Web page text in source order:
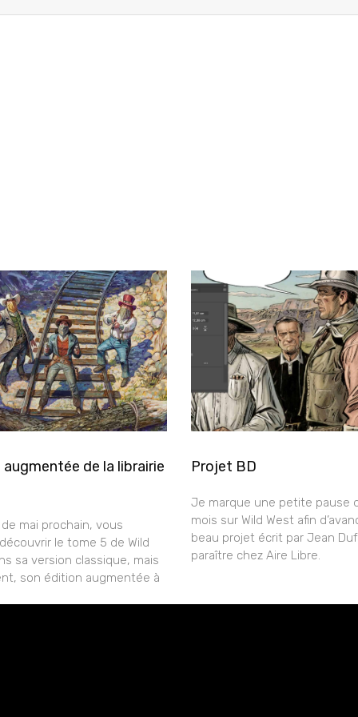
augmentée de la librairie
mai prochain, vous
le tome 5 de Wild
sa version classique, mais
son édition augmentée à
Projet BD
Je marque une petite pause
mois sur Wild West afin
beau projet écrit par Jean
paraître chez Aire Libre.